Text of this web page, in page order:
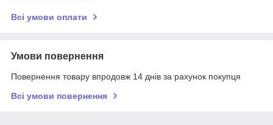
Всі умови оплати
Умови повернення
Повернення товару впродовж 14 днів за рахунок покупця
Всі умови повернення